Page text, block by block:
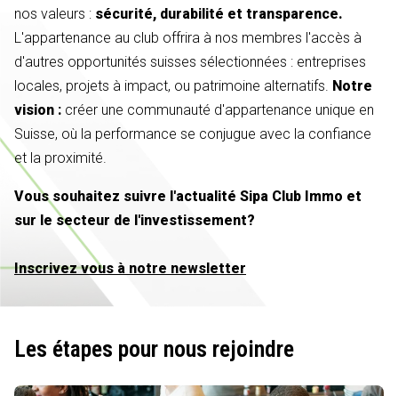
nos valeurs : sécurité, durabilité et transparence.
L'appartenance au club offrira à nos membres l'accès à
d'autres opportunités suisses sélectionnées : entreprises
locales, projets à impact, ou patrimoine alternatifs. Notre
vision : créer une communauté d'appartenance unique en
Suisse, où la performance se conjugue avec la confiance
et la proximité.
Vous souhaitez suivre l'actualité Sipa Club Immo et
sur le secteur de l'investissement?
Inscrivez vous à notre newsletter
Les étapes pour nous rejoindre